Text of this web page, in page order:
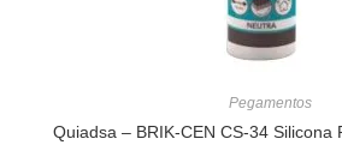
Pegamentos
Quiadsa – BRIK-CEN CS-34 Silicona